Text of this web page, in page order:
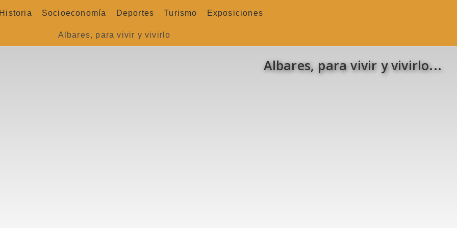
Historia Socioeconomía Deportes Turismo Exposiciones
Albares, para vivir y vivirlo
Albares, para vivir y vivirlo...